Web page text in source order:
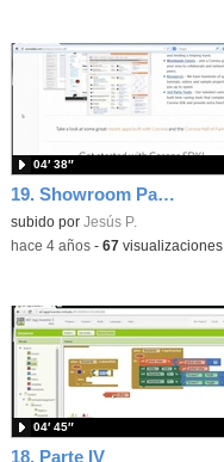
19. Showroom Parte I
Contenido educativo.
subido por Jesús P.
04′ 38″
-hace 4 años- 67 visualizaciones
18. Parte IV
04′ 45″